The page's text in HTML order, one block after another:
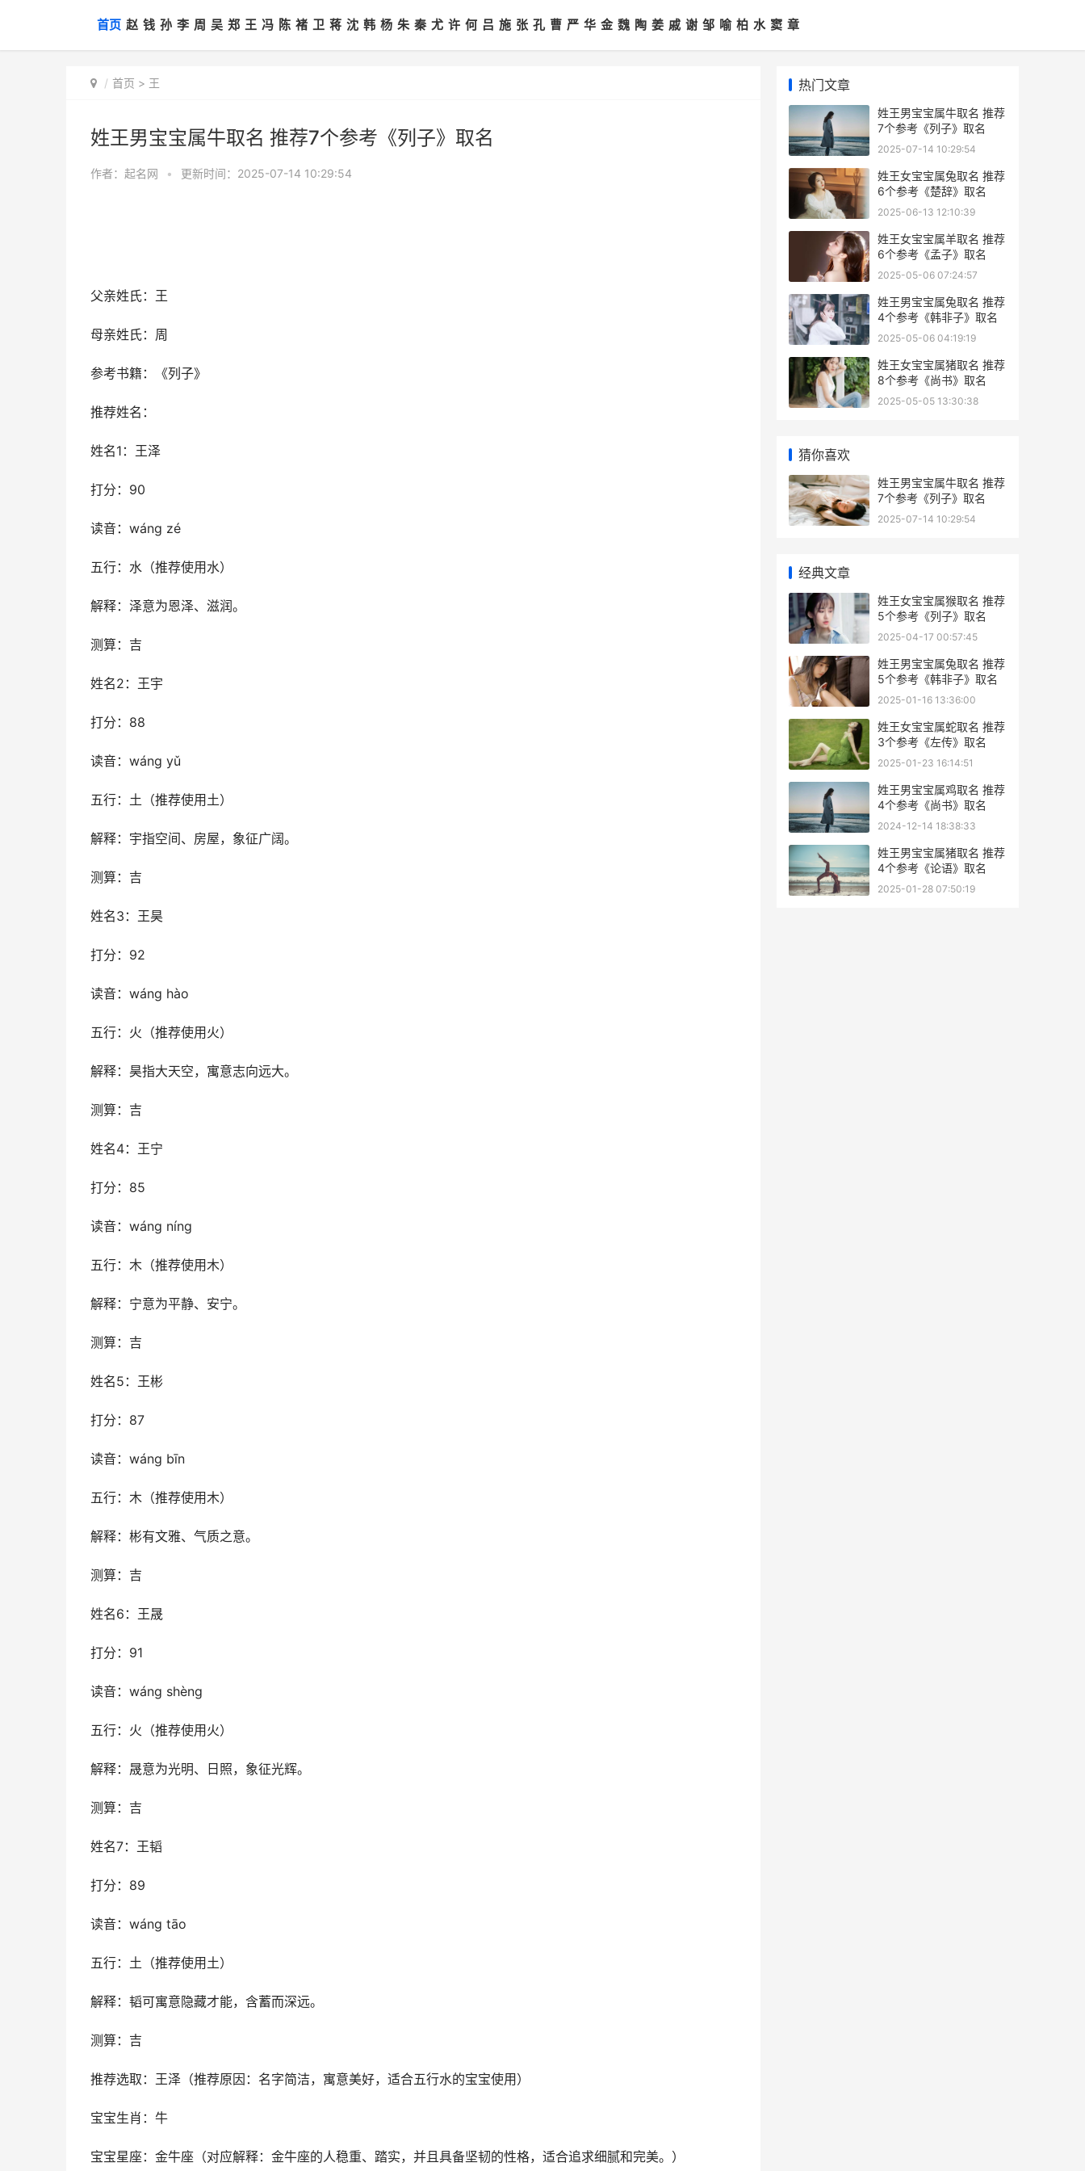
首页 赵 钱 孙 李 周 吴 郑 王 冯 陈 褚 卫 蒋 沈 韩 杨 朱 秦 尤 许 何 吕 施 张 孔 曹 严 华 金 魏 陶 姜 戚 谢 邹 喻 柏 水 窦 章
首页 > 王
姓王男宝宝属牛取名 推荐7个参考《列子》取名
作者： 起名网 • 更新时间：2025-07-14 10:29:54
父亲姓氏：王
母亲姓氏：周
参考书籍：《列子》
推荐姓名：
姓名1：王泽
打分：90
读音：wáng zé
五行：水（推荐使用水）
解释：泽意为恩泽、滋润。
测算：吉
姓名2：王宇
打分：88
读音：wáng yǔ
五行：土（推荐使用土）
解释：宇指空间、房屋，象征广阔。
测算：吉
姓名3：王昊
打分：92
读音：wáng hào
五行：火（推荐使用火）
解释：昊指大天空，寓意志向远大。
测算：吉
姓名4：王宁
打分：85
读音：wáng níng
五行：木（推荐使用木）
解释：宁意为平静、安宁。
测算：吉
姓名5：王彬
打分：87
读音：wáng bīn
五行：木（推荐使用木）
解释：彬有文雅、气质之意。
测算：吉
姓名6：王晟
打分：91
读音：wáng shèng
五行：火（推荐使用火）
解释：晟意为光明、日照，象征光辉。
测算：吉
姓名7：王韬
打分：89
读音：wáng tāo
五行：土（推荐使用土）
解释：韬可寓意隐藏才能，含蓄而深远。
测算：吉
推荐选取：王泽（推荐原因：名字简洁，寓意美好，适合五行水的宝宝使用）
宝宝生肖：牛
宝宝星座：金牛座（对应解释：金牛座的人稳重、踏实，并且具备坚韧的性格，适合追求细腻和完美。）
热门文章
姓王男宝宝属牛取名 推荐
7个参考《列子》取名
2025-07-14 10:29:54
姓王女宝宝属兔取名 推荐
6个参考《楚辞》取名
2025-06-13 12:10:39
姓王女宝宝属羊取名 推荐
6个参考《孟子》取名
2025-05-06 07:24:57
姓王男宝宝属兔取名 推荐
4个参考《韩非子》取名
2025-05-06 04:19:19
姓王女宝宝属猪取名 推荐
8个参考《尚书》取名
2025-05-05 13:30:38
猜你喜欢
姓王男宝宝属牛取名 推荐
7个参考《列子》取名
2025-07-14 10:29:54
经典文章
姓王女宝宝属猴取名 推荐
5个参考《列子》取名
2025-04-17 00:57:45
姓王男宝宝属兔取名 推荐
5个参考《韩非子》取名
2025-01-16 13:36:00
姓王女宝宝属蛇取名 推荐
3个参考《左传》取名
2025-01-23 16:14:51
姓王男宝宝属鸡取名 推荐
4个参考《尚书》取名
2024-12-14 18:38:33
姓王男宝宝属猪取名 推荐
4个参考《论语》取名
2025-01-28 07:50:19